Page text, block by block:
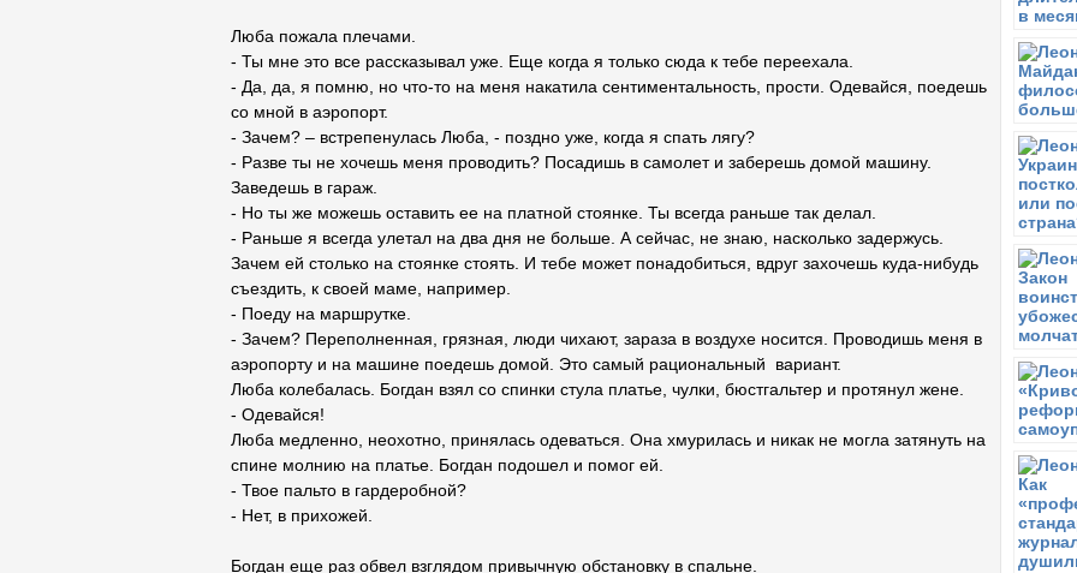
Люба пожала плечами.
- Ты мне это все рассказывал уже. Еще когда я только сюда к тебе переехала.
- Да, да, я помню, но что-то на меня накатила сентиментальность, прости. Одевайся, поедешь
со мной в аэропорт.
- Зачем? – встрепенулась Люба, - поздно уже, когда я спать лягу?
- Разве ты не хочешь меня проводить? Посадишь в самолет и заберешь домой машину.
Заведешь в гараж.
- Но ты же можешь оставить ее на платной стоянке. Ты всегда раньше так делал.
- Раньше я всегда улетал на два дня не больше. А сейчас, не знаю, насколько задержусь.
Зачем ей столько на стоянке стоять. И тебе может понадобиться, вдруг захочешь куда-нибудь
съездить, к своей маме, например.
- Поеду на маршрутке.
- Зачем? Переполненная, грязная, люди чихают, зараза в воздухе носится. Проводишь меня в
аэропорту и на машине поедешь домой. Это самый рациональный вариант.
Люба колебалась. Богдан взял со спинки стула платье, чулки, бюстгальтер и протянул жене.
- Одевайся!
Люба медленно, неохотно, принялась одеваться. Она хмурилась и никак не могла затянуть на
спине молнию на платье. Богдан подошел и помог ей.
- Твое пальто в гардеробной?
- Нет, в прихожей.
Богдан еще раз обвел взглядом привычную обстановку в спальне.